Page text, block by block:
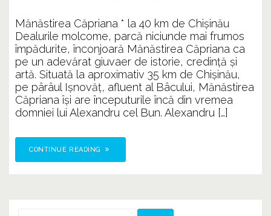
Mănăstirea Căpriana * la 40 km de Chișinău
Dealurile molcome, parcă niciunde mai frumos
împădurite, înconjoară Mănăstirea Căpriana ca
pe un adevărat giuvaer de istorie, credință și
artă. Situată la aproximativ 35 km de Chișinău,
pe pârâul Ișnovăț, afluent al Bâcului, Mănăstirea
Căpriana își are începuturile încă din vremea
domniei lui Alexandru cel Bun. Alexandru […]
CONTINUE READING